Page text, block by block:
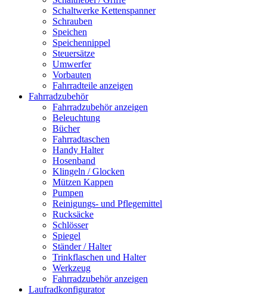
Schaltwerke Kettenspanner
Schrauben
Speichen
Speichennippel
Steuersätze
Umwerfer
Vorbauten
Fahrradteile anzeigen
Fahrradzubehör
Fahrradzubehör anzeigen
Beleuchtung
Bücher
Fahrradtaschen
Handy Halter
Hosenband
Klingeln / Glocken
Mützen Kappen
Pumpen
Reinigungs- und Pflegemittel
Rucksäcke
Schlösser
Spiegel
Ständer / Halter
Trinkflaschen und Halter
Werkzeug
Fahrradzubehör anzeigen
Laufradkonfigurator